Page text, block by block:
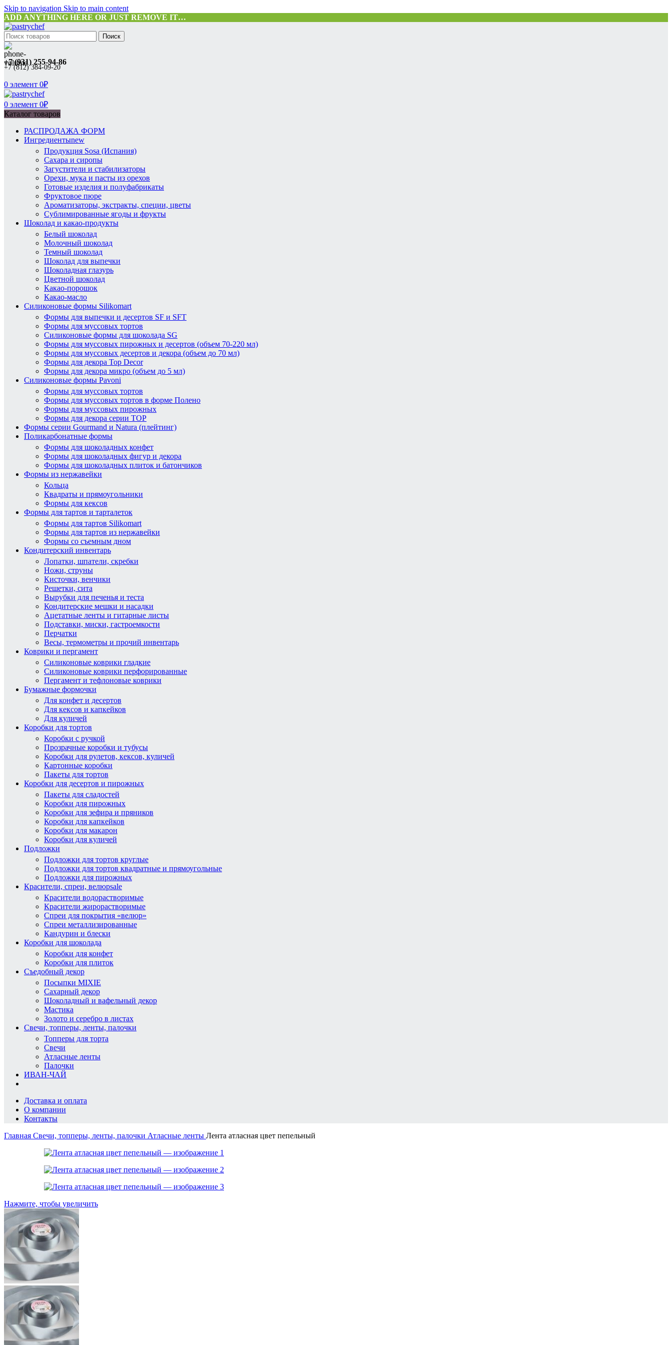
Skip to navigation Skip to main content
ADD ANYTHING HERE OR JUST REMOVE IT…
Поиск
+7 (931) 255-94-86
+7 (812) 384-09-20
0 элемент 0₽
0 элемент 0₽
Каталог товаров
РАСПРОДАЖА ФОРМ
Ингредиентыnew
Продукция Sosa (Испания)
Сахара и сиропы
Загустители и стабилизаторы
Орехи, мука и пасты из орехов
Готовые изделия и полуфабрикаты
Фруктовое пюре
Ароматизаторы, экстракты, специи, цветы
Сублимированные ягоды и фрукты
Шоколад и какао-продукты
Белый шоколад
Молочный шоколад
Темный шоколад
Шоколад для выпечки
Шоколадная глазурь
Цветной шоколад
Какао-порошок
Какао-масло
Силиконовые формы Silikomart
Формы для выпечки и десертов SF и SFT
Формы для муссовых тортов
Силиконовые формы для шоколада SG
Формы для муссовых пирожных и десертов (объем 70-220 мл)
Формы для муссовых десертов и декора (объем до 70 мл)
Формы для декора Top Decor
Формы для декора микро (объем до 5 мл)
Силиконовые формы Pavoni
Формы для муссовых тортов
Формы для муссовых тортов в форме Полено
Формы для муссовых пирожных
Формы для декора серии TOP
Формы серии Gourmand и Natura (плейтинг)
Поликарбонатные формы
Формы для шоколадных конфет
Формы для шоколадных фигур и декора
Формы для шоколадных плиток и батончиков
Формы из нержавейки
Кольца
Квадраты и прямоугольники
Формы для кексов
Формы для тартов и тарталеток
Формы для тартов Silikomart
Формы для тартов из нержавейки
Формы со съемным дном
Кондитерский инвентарь
Лопатки, шпатели, скребки
Ножи, струны
Кисточки, венчики
Решетки, сита
Вырубки для печенья и теста
Кондитерские мешки и насадки
Ацетатные ленты и гитарные листы
Подставки, миски, гастроемкости
Перчатки
Весы, термометры и прочий инвентарь
Коврики и пергамент
Силиконовые коврики гладкие
Силиконовые коврики перфорированные
Пергамент и тефлоновые коврики
Бумажные формочки
Для конфет и десертов
Для кексов и капкейков
Для куличей
Коробки для тортов
Коробки с ручкой
Прозрачные коробки и тубусы
Коробки для рулетов, кексов, куличей
Картонные коробки
Пакеты для тортов
Коробки для десертов и пирожных
Пакеты для сладостей
Коробки для пирожных
Коробки для зефира и пряников
Коробки для капкейков
Коробки для макарон
Коробки для куличей
Подложки
Подложки для тортов круглые
Подложки для тортов квадратные и прямоугольные
Подложки для пирожных
Красители, спреи, велюрsale
Красители водорастворимые
Красители жирорастворимые
Спреи для покрытия «велюр»
Спреи металлизированные
Кандурин и блески
Коробки для шоколада
Коробки для конфет
Коробки для плиток
Съедобный декор
Посыпки MIXIE
Сахарный декор
Шоколадный и вафельный декор
Мастика
Золото и серебро в листах
Свечи, топперы, ленты, палочки
Топперы для торта
Свечи
Атласные ленты
Палочки
ИВАН-ЧАЙ
Доставка и оплата
О компании
Контакты
Главная Свечи, топперы, ленты, палочки Атласные ленты Лента атласная цвет пепельный
Нажмите, чтобы увеличить